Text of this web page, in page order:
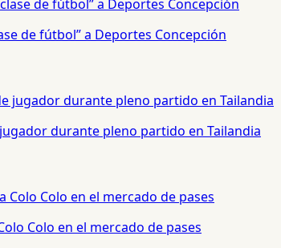
de fútbol” a Deportes Concepción
durante pleno partido en Tailandia
Colo en el mercado de pases